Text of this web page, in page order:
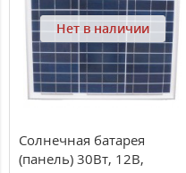
Нет в наличии
Солнечная батарея
(панель) 30Вт, 12В,